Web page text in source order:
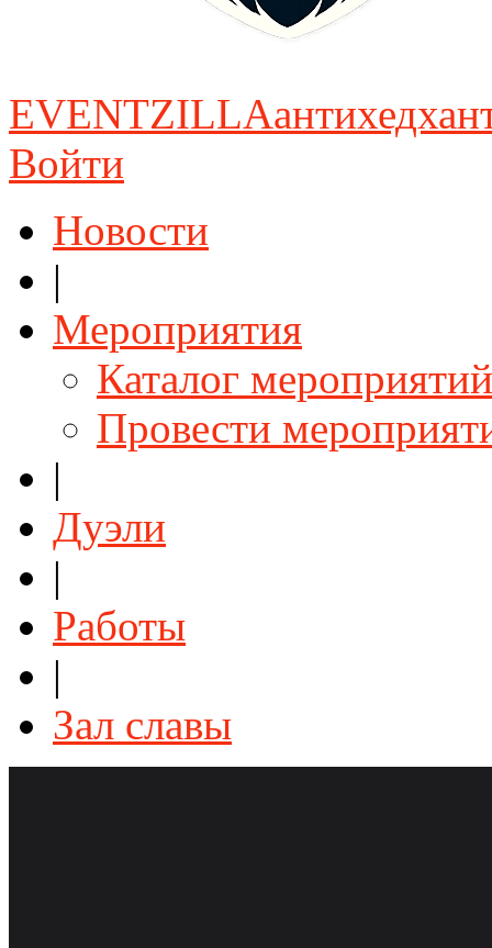
EVENTZILLA
Войти
Новости
|
Мероприятия
Каталог мероприятий
Провести
|
Дуэли
|
Работы
|
Зал славы